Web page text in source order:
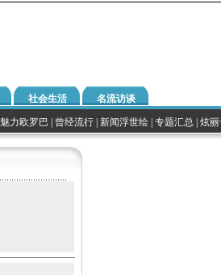
社会生活 名流访谈
魅力欧罗巴 曾经流行| 新闻浮世绘| 专题汇总 炫